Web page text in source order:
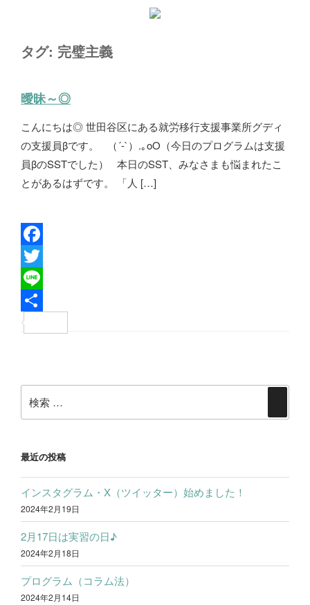
タグ: 完璧主義
曖昧～◎
こんにちは◎ 世田谷区にある就労移行支援事業所グディ
の支援員βです。 （´-`）.｡oO（今日のプログラムは支援
員βのSSTでした） 本日のSST、みなさまも悩まれたこ
とがあるはずです。 「人 […]
F
a
c
e
o
T
w
i
e
L
i
ナ
ビ
ー
シ
ョ
ン
索:
索
最近の投稿
インスタグラム・X（ツイッター）始めました！
2024年2月19日
2月17日は実習の日♪
2024年2月18日
プログラム（コラム法）
2024年2月14日